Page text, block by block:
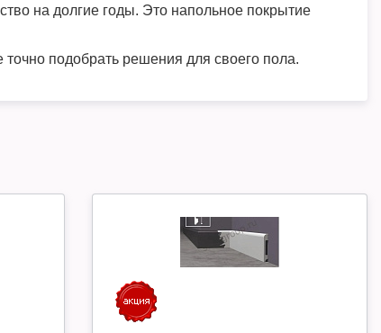
на долгие годы. Это напольное покрытие
подобрать решения для своего пола.